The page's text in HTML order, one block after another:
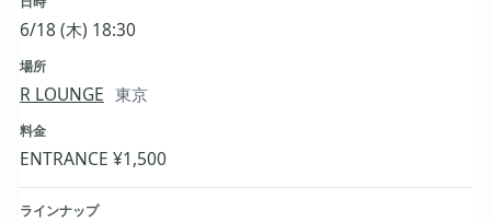
6/18 (木) 18:30
場所
R LOUNGE 東京
料金
ENTRANCE ¥1,500
ラインナップ